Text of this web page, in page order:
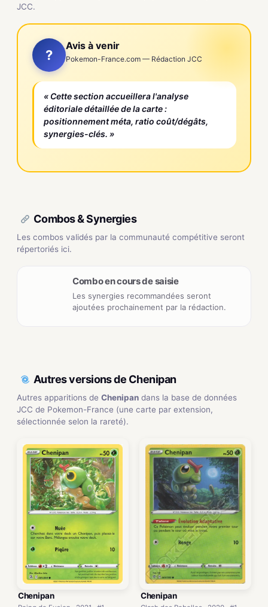
JCC.
?
Avis à venir
Pokemon-France.com — Rédaction JCC
« Cette section accueillera l'analyse
éditoriale détaillée de la carte :
positionnement méta, ratio coût/dégâts,
synergies-clés. »
Combos & Synergies
Les combos validés par la communauté compétitive seront
répertoriés ici.
Combo en cours de saisie
Les synergies recommandées seront
ajoutées prochainement par la rédaction.
Autres versions de Chenipan
Autres apparitions de Chenipan dans la base de données
JCC de Pokemon-France (une carte par extension,
sélectionnée selon la rareté).
Chenipan Chenipan